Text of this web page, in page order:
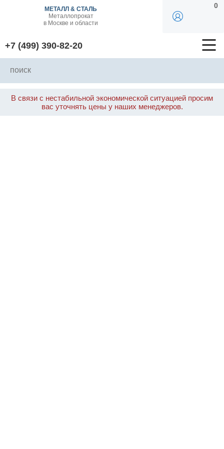
МЕТАЛЛ & СТАЛЬ
Металлопрокат
в Москве и области
+7 (499) 390-82-20
0
В связи с нестабильной экономической ситуацией просим
вас уточнять цены у наших менеджеров.